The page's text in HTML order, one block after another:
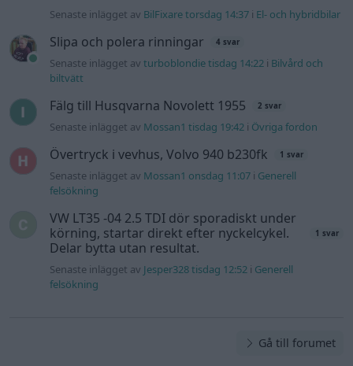
Senaste inlägget av BilFixare torsdag 14:37 i El- och hybridbilar
Slipa och polera rinningar 4 svar
Senaste inlägget avturboblondie tisdag 14:22 i Bilvård och
biltvätt
Fälg till Husqvarna Novolett 1955 2 svar
Senaste inlägget av Mossan1 tisdag 19:42 i Övriga fordon
Övertryck i vevhus, Volvo 940 b230fk 1 svar
Senaste inlägget av Mossan1 onsdag 11:07 i Generell
felsökning
VW LT35 -04 2.5 TDI dör sporadiskt under
körning, startar direkt efter nyckelcykel.
Delar bytta utan resultat.
1 svar
Senaste inlägget av Jesper328 tisdag 12:52 i Generell
felsökning
Gå till forumet